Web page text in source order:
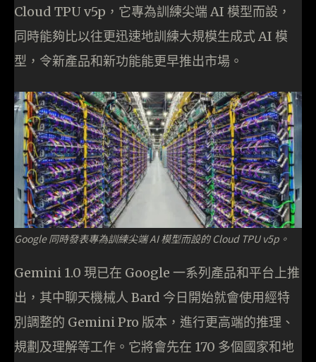
Cloud TPU v5p，它專為訓練尖端 AI 模型而設，
同時能夠比以往更迅速地訓練大規模生成式 AI 模
型，令新產品和新功能能更早推出市場。
Google 同時發表專為訓練尖端 AI 模型而設的 Cloud TPU v5p。
Gemini 1.0 現已在 Google 一系列產品和平台上推
出，其中聊天機械人 Bard 今日開始就會使用經特
別調整的 Gemini Pro 版本，進行更高端的推理、
規劃及理解等工作。它將會先在 170 多個國家和地